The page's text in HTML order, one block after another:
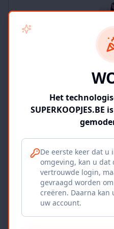
Iepers
Het
De eerste keer dat u
omgeving, kan u dat
vertrouwde login,
gevraagd worden
creëren. Daarna
uw account.